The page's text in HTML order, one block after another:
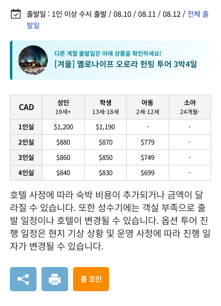
출발일 : 1인 이상 수시 출발 / 08.10 / 08.11 / 08.12 / 전체 출
발일
다른 계절 출발일은 아래 상품을 확인하세요!
[겨울] 옐로나이프 오로라 헌팅 투어 3박4일
CAD
1인실
2인실
3인실
4인실
성인
19세+
$1,200
$880
$860
$840
학생
13세-18세
$1,190
$870
$850
$830
아동
2세-12세
-
$779
$749
$699
소아
24개월-
-
-
-
-
호텔 사정에 따라 숙박 비용이 추가되거나 금액이 달
라질 수 있습니다. 또한 성수기에는 객실 부족으로 출
발 일정이나 호텔이 변경될 수 있습니다. 옵션 투어 진
행 일정은 현지 기상 상황 및 운영 사정에 따라 진행 일
자가 변경될 수 있습니다.
룸 조인